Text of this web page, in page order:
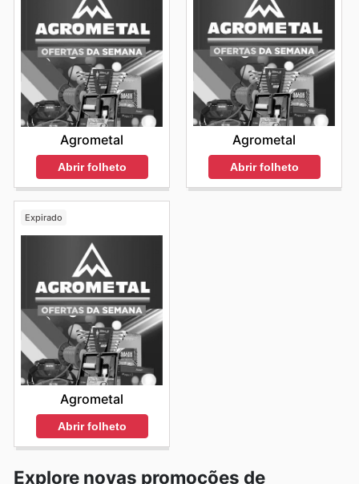
Agrometal
Abrir folheto
Agrometal
Abrir folheto
Expirado
Agrometal
Abrir folheto
Explore novas promoções de